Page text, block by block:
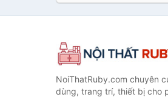
NoiThatRuby.com chuyên
dùng, trang trí, thiết bị cho